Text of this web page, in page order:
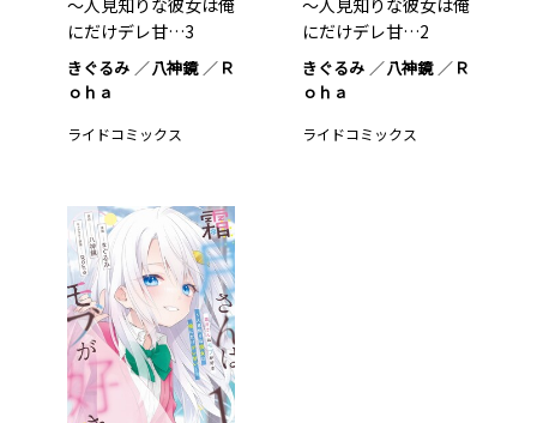
～人見知りな彼女は俺
にだけデレ甘…3
きぐるみ 八神鏡
Ｒ
ｏｈａ
ライドコミックス
～人見知りな彼女は俺
にだけデレ甘…2
きぐるみ 八神鏡
Ｒ
ｏｈａ
ライドコミックス